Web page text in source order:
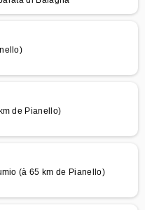
de Pianello)
(à 65 km de Pianello)